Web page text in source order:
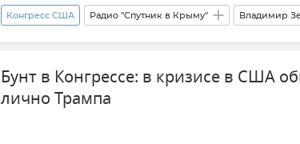
Конгресс США Радио "Спутник в Крыму" Владимир
Политика Западная помощь Украине США
Бунт в Конгрессе: в кризисе в США
лично Трампа